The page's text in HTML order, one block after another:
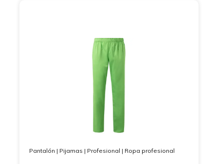
Pantalón | Pijamas | Profesional | Ropa profesional